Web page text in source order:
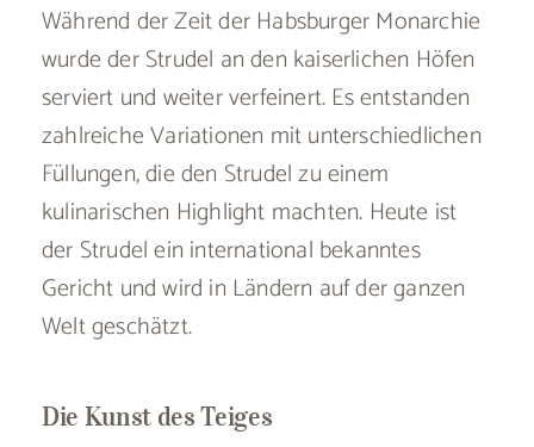
Während der Zeit der Habsburger Monarchie
wurde der Strudel an den kaiserlichen Höfen
serviert und weiter verfeinert. Es entstanden
zahlreiche Variationen mit unterschiedlichen
Füllungen, die den Strudel zu einem
kulinarischen Highlight machten. Heute ist
der Strudel ein international bekanntes
Gericht und wird in Ländern auf der ganzen
Welt geschätzt.
Die Kunst des Teiges